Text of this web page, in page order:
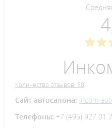
Количество отзывов: 50
Сайт автосалона: incom-
Телефоны: +7 (495) 927 01